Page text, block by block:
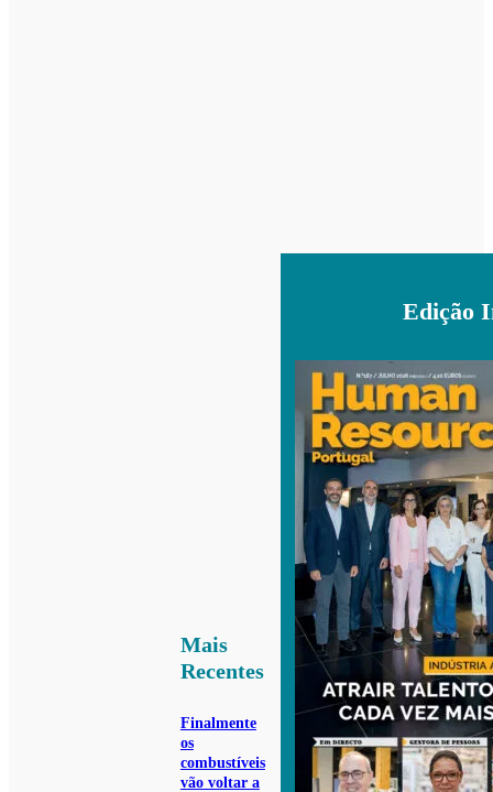
Mais
Recentes
Finalmente
os
combustíveis
vão voltar a
Edição